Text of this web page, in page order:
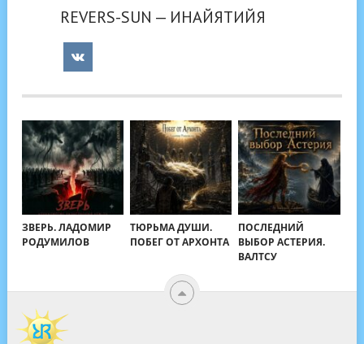
REVERS-SUN — ИНАЙЯТИЙЯ
ЗВЕРЬ. ЛАДОМИР
РОДУМИЛОВ
ТЮРЬМА ДУШИ.
ПОБЕГ ОТ АРХОНТА
ПОСЛЕДНИЙ
ВЫБОР АСТЕРИЯ.
ВАЛТСУ